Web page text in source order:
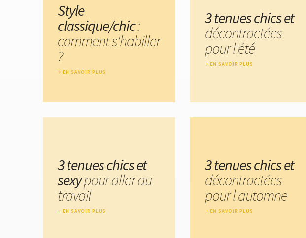
Style
classique/chic:
comment s'habiller
?
EN SAVOIR PLUS
3 tenues chics et
décontractées
pour l'été
EN SAVOIR PLUS
3 tenues chics et
sexypour aller au
travail
EN SAVOIR PLUS
3 tenues chics et
décontractées
pour l'automne
EN SAVOIR PLUS